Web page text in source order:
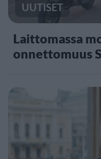
UUTISET
Laittomassa
onnettomuus